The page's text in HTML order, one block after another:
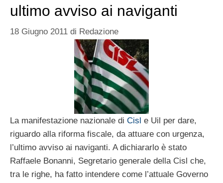
ultimo avviso ai naviganti
18 Giugno 2011 di Redazione
La manifestazione nazionale di Cisl e Uil per dare,
riguardo alla riforma fiscale, da attuare con urgenza,
l’ultimo avviso ai naviganti. A dichiararlo è stato
Raffaele Bonanni, Segretario generale della Cisl che,
tra le righe, ha fatto intendere come l’attuale Governo